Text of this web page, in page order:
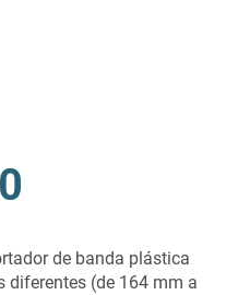
de banda plástica
diferentes (de 164 mm a